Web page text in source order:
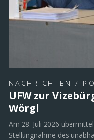
NACHRICHTEN /
UFW zur
Wörgl
Am 28. Juli 2026
Stellungnahme des